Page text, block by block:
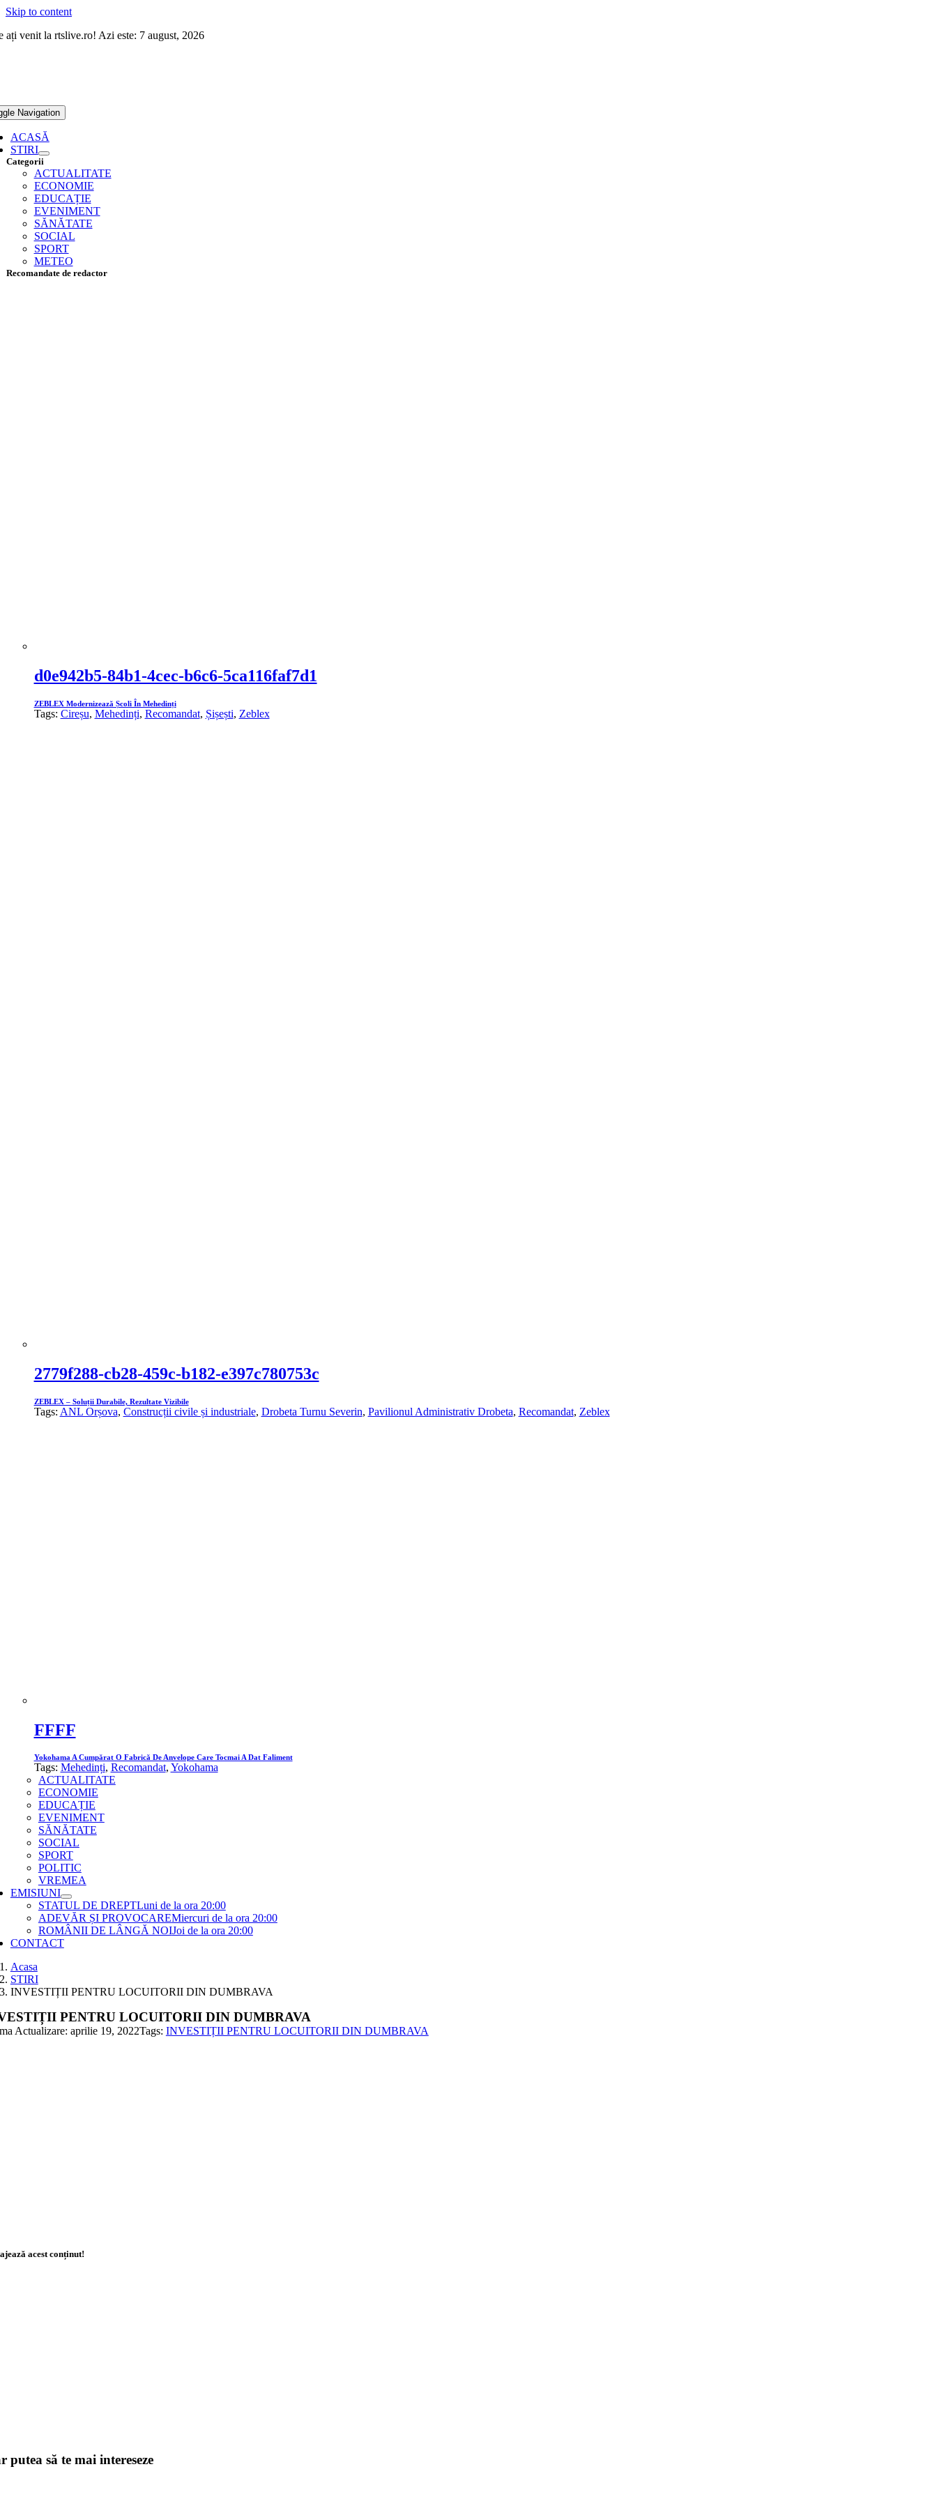
Skip to content
ați venit la rtslive.ro! Azi este: 7 august, 2026
Navigation
ACASĂ
STIRI
Categorii
ACTUALITATE
ECONOMIE
EDUCAȚIE
EVENIMENT
SĂNĂTATE
SOCIAL
SPORT
METEO
Recomandate de redactor
d0e942b5-84b1-4cec-b6c6-5ca116faf7d1
ZEBLEX Modernizează Școli În Mehedinți
Tags: Cireșu, Mehedinți, Recomandat, Șișești, Zeblex
2779f288-cb28-459c-b182-e397c780753c
ZEBLEX – Soluții Durabile, Rezultate Vizibile
Tags: ANL Orșova, Construcții civile și industriale, Drobeta Turnu Severin, Pavilionul Administrativ Drobeta, Recomandat, Zeblex
FFFF
Yokohama A Cumpărat O Fabrică De Anvelope Care Tocmai A Dat Faliment
Tags: Mehedinți, Recomandat, Yokohama
ACTUALITATE
ECONOMIE
EDUCAȚIE
EVENIMENT
SĂNĂTATE
SOCIAL
SPORT
POLITIC
VREMEA
EMISIUNI
STATUL DE DREPTLuni de la ora 20:00
ADEVĂR ȘI PROVOCAREMiercuri de la ora 20:00
ROMÂNII DE LÂNGĂ NOIJoi de la ora 20:00
CONTACT
Acasa
STIRI
INVESTIȚII PENTRU LOCUITORII DIN DUMBRAVA
PENTRU LOCUITORII DIN DUMBRAVA
Actualizare: aprilie 19, 2022Tags: INVESTIȚII PENTRU LOCUITORII DIN DUMBRAVA
acest conținut!
putea să te mai intereseze